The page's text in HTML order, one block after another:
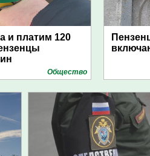
и платим 120
Общество